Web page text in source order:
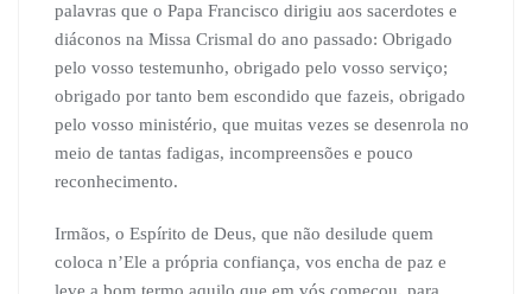
palavras que o Papa Francisco dirigiu aos sacerdotes e
diáconos na Missa Crismal do ano passado: Obrigado
pelo vosso testemunho, obrigado pelo vosso serviço;
obrigado por tanto bem escondido que fazeis, obrigado
pelo vosso ministério, que muitas vezes se desenrola no
meio de tantas fadigas, incompreensões e pouco
reconhecimento.
Irmãos, o Espírito de Deus, que não desilude quem
coloca n’Ele a própria confiança, vos encha de paz e